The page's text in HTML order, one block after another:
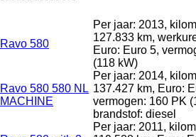
Ravo 580
Per jaar: 2013,
127.833 km,
Euro: Euro 5,
(118 kW)
Ravo 580 580 NL
MACHINE
Per jaar: 2014,
137.427 km, Euro:
vermogen: 160 PK
brandstof: diesel
Per jaar: 2011,